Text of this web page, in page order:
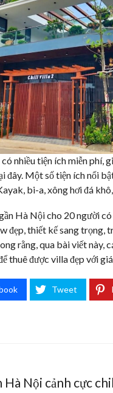
nhiều tiện ích miễn phí,
đây. Một số tiện ích nổi
bi-a, xông hơi đá
Hà Nội cho 20 người
đẹp, thiết kế sang trọng,
rằng, qua bài viết này,
thuê được villa đẹp với
Tweet
Hà Nội cảnh cực